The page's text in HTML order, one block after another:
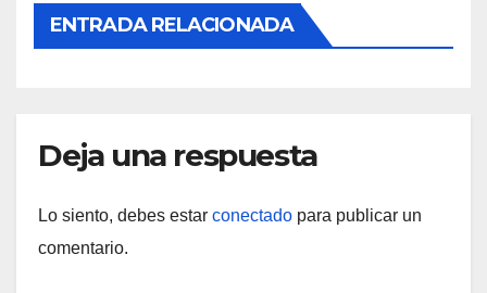
ENTRADA RELACIONADA
Deja una respuesta
Lo siento, debes estar conectado para publicar un
comentario.